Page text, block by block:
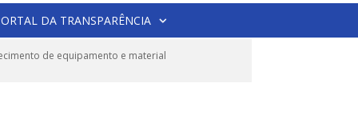
DA TRANSPARÊNCIA
de equipamento e material